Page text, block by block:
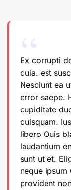
Ex corrupti
quia. est
Nesciunt ea
error saepe.
cupiditate
quisquam.
libero Quis
laudantium
sunt ut et.
neque ipsum
provident